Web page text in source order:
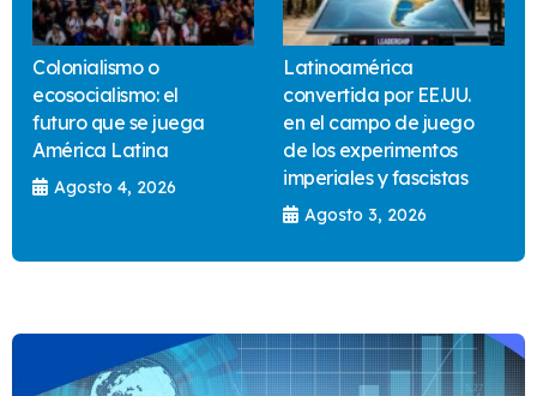
Colonialismo o
ecosocialismo: el
futuro que se juega
América Latina
Agosto 4, 2026
Latinoamérica
convertida por EE.UU.
en el campo de juego
de los experimentos
imperiales y fascistas
Agosto 3, 2026